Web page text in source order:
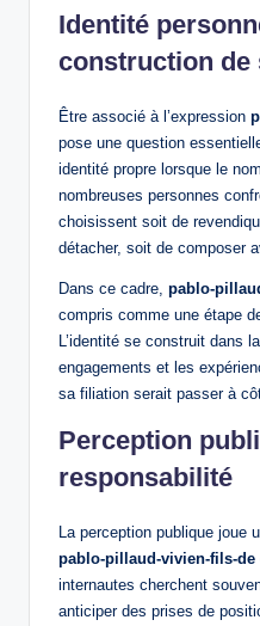
Identité
construction de
Être associé à l’expression
pose une question
identité propre lorsque le
nombreuses personnes
choisissent soit de
détacher, soit de composer
Dans ce cadre, pablo-
compris comme une étape
L’identité se construit dans
engagements et les
sa filiation serait passer à
Perception
responsabilité
La perception publique joue
pablo-pillaud-vivien-fils-de
internautes cherchent
anticiper des prises de